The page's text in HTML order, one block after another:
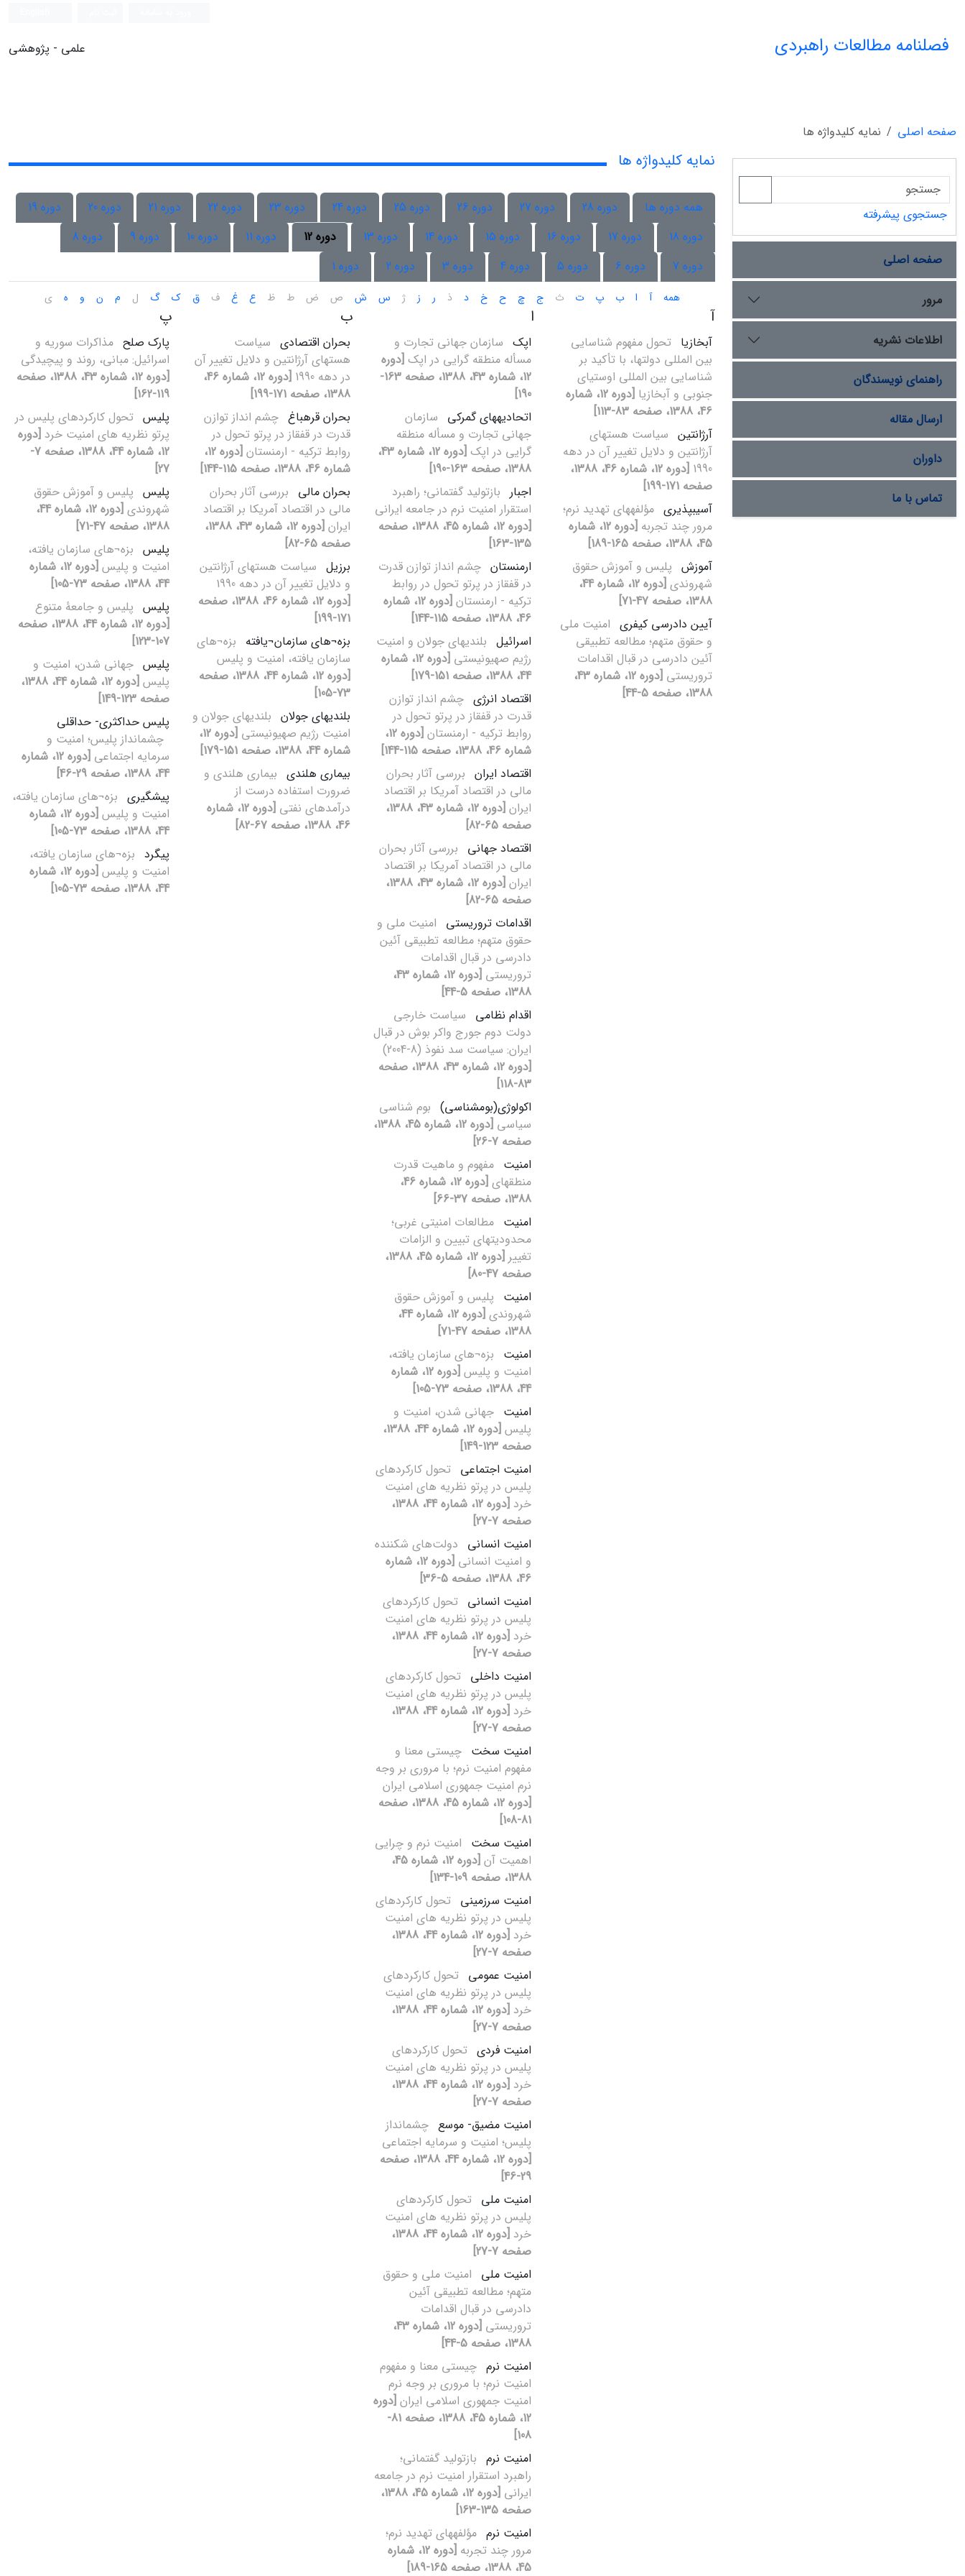
فصلنامه مطالعات راهبردی علمی - پژوهشی
صفحه اصلی نمایه کلیدواژه ها
جستجوی پیشرفته
صفحه اصلی
مرور
اطلاعات نشریه
راهنمای نویسندگان
ارسال مقاله
داوران
تماس با ما
نمایه کلیدواژه ها
همه دوره ها دوره 28 دوره 27 دوره 26 دوره 25 دوره 24 دوره 23 دوره 22 دوره 21 دوره 20
دوره 19
دوره 18
دوره 17 دوره 16 دوره 15 دوره 14 دوره 13 دوره 12 دوره 11 دوره 10 دوره 9
دوره 8
دوره 7
دوره 6 دوره 5 دوره 4 دوره 3 دوره 2 دوره 1
همه آ ا ب پ ت ث ج چ ح خ د ذ ر ز ژ س ش ص ض ط ظ ع غ ف ق ک گ ل م ن و ه ی
آ
آبخازیا تحول مفهوم شناسایی
بین‏ المللی دولت‏ها، با تأکید بر
شناسایی بین‏ المللی اوستیای
جنوبی و آبخازیا
[دوره 12، شماره
46، 1388، صفحه 83-113]
آرژانتین سیاست‏ هسته‏ای
آرژانتین و دلایل تغییر آن در دهه
1990
[دوره 12، شماره 46، 1388،
صفحه 171-199]
آسیب‏پذیری مؤلفه‏های تهدید نرم؛
مرور چند تجربه
[دوره 12، شماره
45، 1388، صفحه 165-189]
آموزش پلیس و آموزش حقوق
شهروندی
[دوره 12، شماره 44،
1388، صفحه 47-71]
آیین دادرسی کیفری امنیت ملی
و حقوق متهم؛ مطالعه تطبیقی
آئین دادرسی در قبال اقدامات
تروریستی
[دوره 12، شماره 43،
1388، صفحه 5-44]
ا
اپک سازمان جهانی تجارت و
مسأله منطقه‏ گرایی در اپک [دوره
12، شماره 43، 1388، صفحه 163-
190]
اتحادیه‏های گمرکی سازمان
جهانی تجارت و مسأله منطقه‏
گرایی در اپک
[دوره 12، شماره 43،
1388، صفحه 163-190]
اجبار بازتولید گفتمانی؛ راهبرد
استقرار امنیت نرم در جامعه ایرانی
[دوره 12، شماره 45، 1388، صفحه
135-163]
ارمنستان چشم‏ انداز توازن قدرت
در قفقاز در پرتو تحول در روابط
ترکیه - ارمنستان
[دوره 12، شماره
46، 1388، صفحه 115-144]
اسرائیل بلندی‏های جولان و امنیت
رژیم صهیونیستی
[دوره 12، شماره
44، 1388، صفحه 151-179]
اقتصاد انرژی چشم‏ انداز توازن
قدرت در قفقاز در پرتو تحول در
روابط ترکیه - ارمنستان
[دوره 12،
شماره 46، 1388، صفحه 115-144]
اقتصاد ایران بررسی آثار بحران
مالی در اقتصاد آمریکا بر اقتصاد
ایران
[دوره 12، شماره 43، 1388،
صفحه 65-82]
اقتصاد جهانی بررسی آثار بحران
مالی در اقتصاد آمریکا بر اقتصاد
ایران
[دوره 12، شماره 43، 1388،
صفحه 65-82]
اقدامات تروریستی امنیت ملی و
حقوق متهم؛ مطالعه تطبیقی آئین
دادرسی در قبال اقدامات
تروریستی
[دوره 12، شماره 43،
1388، صفحه 5-44]
اقدام نظامی سیاست خارجی
دولت دوم جورج واکر بوش در قبال
ایران: سیاست سد نفوذ (8-2004)
[دوره 12، شماره 43، 1388، صفحه
83-118]
اکولوژی(بوم‏شناسی) بوم‏ شناسی
سیاسی
[دوره 12، شماره 45، 1388،
صفحه 7-26]
امنیت مفهوم و ماهیت قدرت
منطقه‏ای
[دوره 12، شماره 46،
1388، صفحه 37-66]
امنیت مطالعات امنیتی غربی؛
محدودیت‏های تبیین و الزامات
تغییر
[دوره 12، شماره 45، 1388،
صفحه 47-80]
امنیت پلیس و آموزش حقوق
شهروندی
[دوره 12، شماره 44،
1388، صفحه 47-71]
امنیت بزه¬های سازمان‏ یافته،
امنیت و پلیس
[دوره 12، شماره
44، 1388، صفحه 73-105]
امنیت جهانی‏ شدن، امنیت و
پلیس
[دوره 12، شماره 44، 1388،
صفحه 123-149]
امنیت اجتماعی تحول کارکردهای
پلیس در پرتو نظریه‏ های امنیت
خرد
[دوره 12، شماره 44، 1388،
صفحه 7-27]
امنیت انسانی دولت‌های شکننده
و امنیت انسانی
[دوره 12، شماره
46، 1388، صفحه 5-36]
امنیت انسانی تحول کارکردهای
پلیس در پرتو نظریه‏ های امنیت
خرد
[دوره 12، شماره 44، 1388،
صفحه 7-27]
امنیت داخلی تحول کارکردهای
پلیس در پرتو نظریه‏ های امنیت
خرد
[دوره 12، شماره 44، 1388،
صفحه 7-27]
امنیت سخت چیستی معنا و
مفهوم امنیت نرم؛ با مروری بر وجه
نرم امنیت جمهوری اسلامی ایران
[دوره 12، شماره 45، 1388، صفحه
81-108]
امنیت سخت امنیت نرم و چرایی
اهمیت آن
[دوره 12، شماره 45،
1388، صفحه 109-134]
امنیت سرزمینی تحول کارکردهای
پلیس در پرتو نظریه‏ های امنیت
خرد
[دوره 12، شماره 44، 1388،
صفحه 7-27]
امنیت عمومی تحول کارکردهای
پلیس در پرتو نظریه‏ های امنیت
خرد
[دوره 12، شماره 44، 1388،
صفحه 7-27]
امنیت فردی تحول کارکردهای
پلیس در پرتو نظریه‏ های امنیت
خرد
[دوره 12، شماره 44، 1388،
صفحه 7-27]
امنیت مضیق- موسع چشم‏انداز
پلیس؛ امنیت و سرمایه اجتماعی
[دوره 12، شماره 44، 1388، صفحه
29-46]
امنیت ملی تحول کارکردهای
پلیس در پرتو نظریه‏ های امنیت
خرد
[دوره 12، شماره 44، 1388،
صفحه 7-27]
امنیت ملی امنیت ملی و حقوق
متهم؛ مطالعه تطبیقی آئین
دادرسی در قبال اقدامات
تروریستی
[دوره 12، شماره 43،
1388، صفحه 5-44]
امنیت نرم چیستی معنا و مفهوم
امنیت نرم؛ با مروری بر وجه نرم
امنیت جمهوری اسلامی ایران [دوره
12، شماره 45، 1388، صفحه 81-
108]
امنیت نرم بازتولید گفتمانی؛
راهبرد استقرار امنیت نرم در جامعه
ایرانی
[دوره 12، شماره 45، 1388،
صفحه 135-163]
امنیت نرم مؤلفه‏های تهدید نرم؛
مرور چند تجربه
[دوره 12، شماره
45، 1388، صفحه 165-189]
ب
بحران اقتصادی سیاست‏
هسته‏ای آرژانتین و دلایل تغییر آن
در دهه 1990
[دوره 12، شماره 46،
1388، صفحه 171-199]
بحران قره‏باغ چشم‏ انداز توازن
قدرت در قفقاز در پرتو تحول در
روابط ترکیه - ارمنستان
[دوره 12،
شماره 46، 1388، صفحه 115-144]
بحران مالی بررسی آثار بحران
مالی در اقتصاد آمریکا بر اقتصاد
ایران
[دوره 12، شماره 43، 1388،
صفحه 65-82]
برزیل سیاست‏ هسته‏ای آرژانتین
و دلایل تغییر آن در دهه 1990
[دوره 12، شماره 46، 1388، صفحه
171-199]
بزه¬های سازمان¬یافته بزه¬های
سازمان‏ یافته، امنیت و پلیس
[دوره 12، شماره 44، 1388، صفحه
73-105]
بلندی‏های جولان بلندی‏های جولان و
امنیت رژیم صهیونیستی
[دوره 12،
شماره 44، 1388، صفحه 151-179]
بیماری هلندی بیماری هلندی و
ضرورت استفاده درست از
درآمدهای نفتی
[دوره 12، شماره
46، 1388، صفحه 67-82]
پ
پارک صلح مذاکرات سوریه و
اسرائیل: مبانی، روند و پیچیدگی
[دوره 12، شماره 43، 1388، صفحه
119-162]
پلیس تحول کارکردهای پلیس در
پرتو نظریه‏ های امنیت خرد [دوره
12، شماره 44، 1388، صفحه 7-
27]
پلیس پلیس و آموزش حقوق
شهروندی
[دوره 12، شماره 44،
1388، صفحه 47-71]
پلیس بزه¬های سازمان‏ یافته،
امنیت و پلیس
[دوره 12، شماره
44، 1388، صفحه 73-105]
پلیس پلیس و جامعۀ متنوع
[دوره 12، شماره 44، 1388، صفحه
107-123]
پلیس جهانی‏ شدن، امنیت و
پلیس
[دوره 12، شماره 44، 1388،
صفحه 123-149]
پلیس حداکثری- حداقلی
چشم‏انداز پلیس؛ امنیت و
سرمایه اجتماعی
[دوره 12، شماره
44، 1388، صفحه 29-46]
پیشگیری بزه¬های سازمان‏ یافته،
امنیت و پلیس
[دوره 12، شماره
44، 1388، صفحه 73-105]
پیگرد بزه¬های سازمان‏ یافته،
امنیت و پلیس
[دوره 12، شماره
44، 1388، صفحه 73-105]